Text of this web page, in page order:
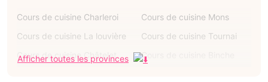
Cours de cuisine Charleroi
Cours de cuisine Mons
Cours de cuisine La louvière
Cours de cuisine Tournai
Cours de cuisine Châtelet
Cours de cuisine Binche
Afficher toutes les provinces